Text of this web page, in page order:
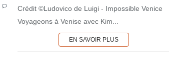
HISTOIRE DU 20ÈME S.
Crédit ©Ludovico de Luigi - Impossible Venice
Voyageons à Venise avec Kim...
EN SAVOIR PLUS